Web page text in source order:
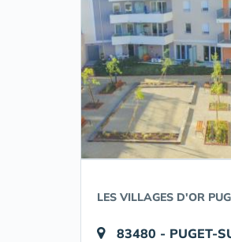
LES VILLAGES D'OR
83480 - PUGET-